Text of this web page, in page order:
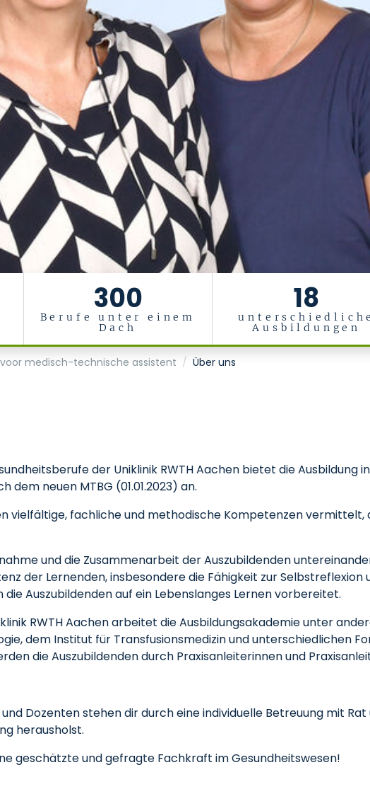
300
Berufe unter einem
Dach
18
Ausbildungen
medisch-technische assistent Über uns
der Uniklinik RWTH Aachen bietet die Ausbildung
neuen MTBG (01.01.2023) an.
vielfältige, fachliche und methodische Kompetenzen vermittelt,
und die Zusammenarbeit der Auszubildenden
der Lernenden, insbesondere die Fähigkeit zur
Auszubildenden auf ein Lebenslanges Lernen vorbereitet.
RWTH Aachen arbeitet die Ausbildungsakademie unter
dem Institut für Transfusionsmedizin und unterschiedlichen
die Auszubildenden durch Praxisanleiterinnen und
Dozenten stehen dir durch eine individuelle Betreuung mit
herausholst.
geschätzte und gefragte Fachkraft im Gesundheitswesen!